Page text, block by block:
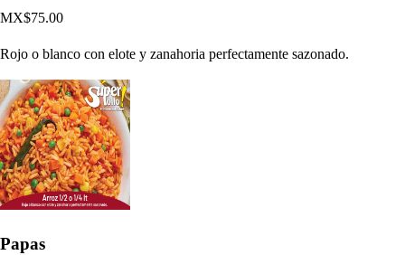
MX$75.00
Rojo o blanco con elote y zanahoria perfectamente sazonado.
Papas